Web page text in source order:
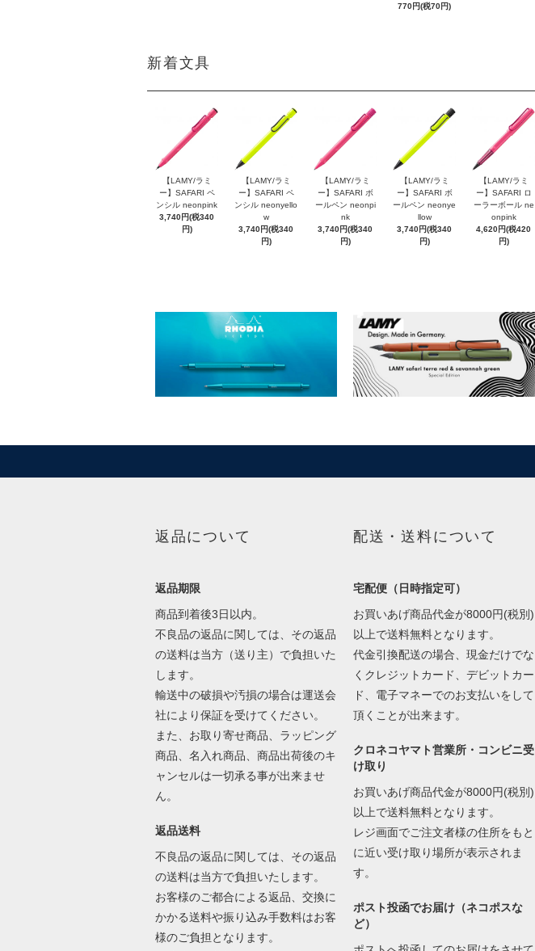
770円(税70円)
新着文具
【LAMY/ラミ
ー】SAFARI ペ
ンシル neonpink
3,740円(税340
円)
【LAMY/ラミ
ー】SAFARI ペ
ンシル neonyello
w
3,740円(税340
円)
【LAMY/ラミ
ー】SAFARI ボ
ールペン neonpi
nk
3,740円(税340
円)
【LAMY/ラミ
ー】SAFARI ボ
ールペン neonye
llow
3,740円(税340
円)
【LAMY/ラミ
ー】SAFARI ロ
ーラーボール ne
onpink
4,620円(税420
円)
返品について
返品期限
商品到着後3日以内。
不良品の返品に関しては、その返品
の送料は当方（送り主）で負担いた
します。
輸送中の破損や汚損の場合は運送会
社により保証を受けてください。
また、お取り寄せ商品、ラッピング
商品、名入れ商品、商品出荷後のキ
ャンセルは一切承る事が出来ませ
ん。
返品送料
不良品の返品に関しては、その返品
の送料は当方で負担いたします。
お客様のご都合による返品、交換に
かかる送料や振り込み手数料はお客
様のご負担となります。
配送・送料について
宅配便（日時指定可）
お買いあげ商品代金が8000円(税別)
以上で送料無料となります。
代金引換配送の場合、現金だけでな
くクレジットカード、デビットカー
ド、電子マネーでのお支払いをして
頂くことが出来ます。
クロネコヤマト営業所・コンビニ受
け取り
お買いあげ商品代金が8000円(税別)
以上で送料無料となります。
レジ画面でご注文者様の住所をもと
に近い受け取り場所が表示されま
す。
ポスト投函でお届け（ネコポスな
ど）